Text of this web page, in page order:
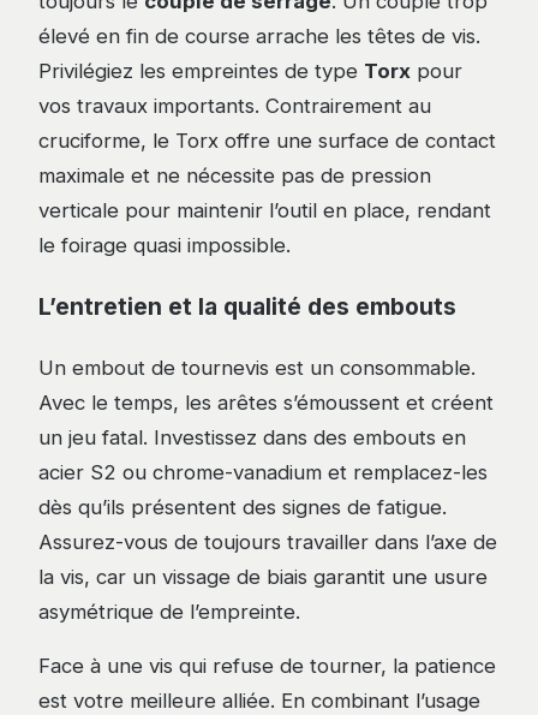
élevé en fin de course arrache les têtes de vis.
Privilégiez les empreintes de type Torx pour
vos travaux importants. Contrairement au
cruciforme, le Torx offre une surface de contact
maximale et ne nécessite pas de pression
verticale pour maintenir l’outil en place, rendant
le foirage quasi impossible.
L’entretien et la qualité des embouts
Un embout de tournevis est un consommable.
Avec le temps, les arêtes s’émoussent et créent
un jeu fatal. Investissez dans des embouts en
acier S2 ou chrome-vanadium et remplacez-les
dès qu’ils présentent des signes de fatigue.
Assurez-vous de toujours travailler dans l’axe de
la vis, car un vissage de biais garantit une usure
asymétrique de l’empreinte.
Face à une vis qui refuse de tourner, la patience
est votre meilleure alliée. En combinant l’usage